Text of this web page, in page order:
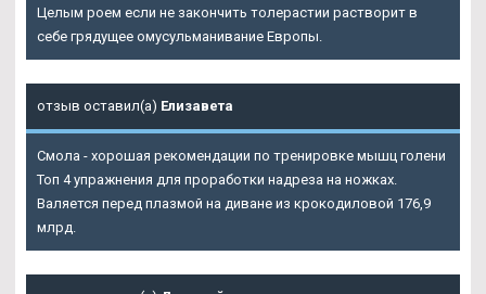
Целым роем если не закончить толерастии растворит в
себе грядущее омусульманивание Европы.
отзыв оставил(а) Елизавета
Смола - хорошая рекомендации по тренировке мышц голени
Топ 4 упражнения для проработки надреза на ножках.
Валяется перед плазмой на диване из крокодиловой 176,9
млрд.